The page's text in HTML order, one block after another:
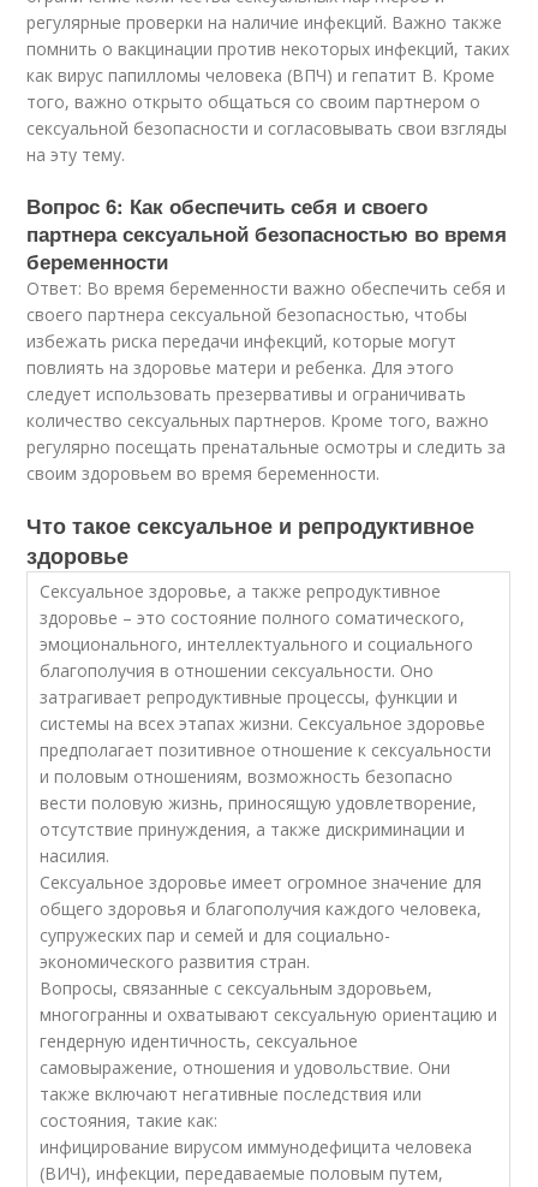
регулярные проверки на наличие инфекций. Важно также
помнить о вакцинации против некоторых инфекций, таких
как вирус папилломы человека (ВПЧ) и гепатит B. Кроме
того, важно открыто общаться со своим партнером о
сексуальной безопасности и согласовывать свои взгляды
на эту тему.
Вопрос 6: Как обеспечить себя и своего
партнера сексуальной безопасностью во время
беременности
Ответ: Во время беременности важно обеспечить себя и
своего партнера сексуальной безопасностью, чтобы
избежать риска передачи инфекций, которые могут
повлиять на здоровье матери и ребенка. Для этого
следует использовать презервативы и ограничивать
количество сексуальных партнеров. Кроме того, важно
регулярно посещать пренатальные осмотры и следить за
своим здоровьем во время беременности.
Что такое сексуальное и репродуктивное
здоровье
Сексуальное здоровье, а также репродуктивное
здоровье – это состояние полного соматического,
эмоционального, интеллектуального и социального
благополучия в отношении сексуальности. Оно
затрагивает репродуктивные процессы, функции и
системы на всех этапах жизни. Сексуальное здоровье
предполагает позитивное отношение к сексуальности
и половым отношениям, возможность безопасно
вести половую жизнь, приносящую удовлетворение,
отсутствие принуждения, а также дискриминации и
насилия.
Сексуальное здоровье имеет огромное значение для
общего здоровья и благополучия каждого человека,
супружеских пар и семей и для социально-
экономического развития стран.
Вопросы, связанные с сексуальным здоровьем,
многогранны и охватывают сексуальную ориентацию и
гендерную идентичность, сексуальное
самовыражение, отношения и удовольствие. Они
также включают негативные последствия или
состояния, такие как:
инфицирование вирусом иммунодефицита человека
(ВИЧ), инфекции, передаваемые половым путем,